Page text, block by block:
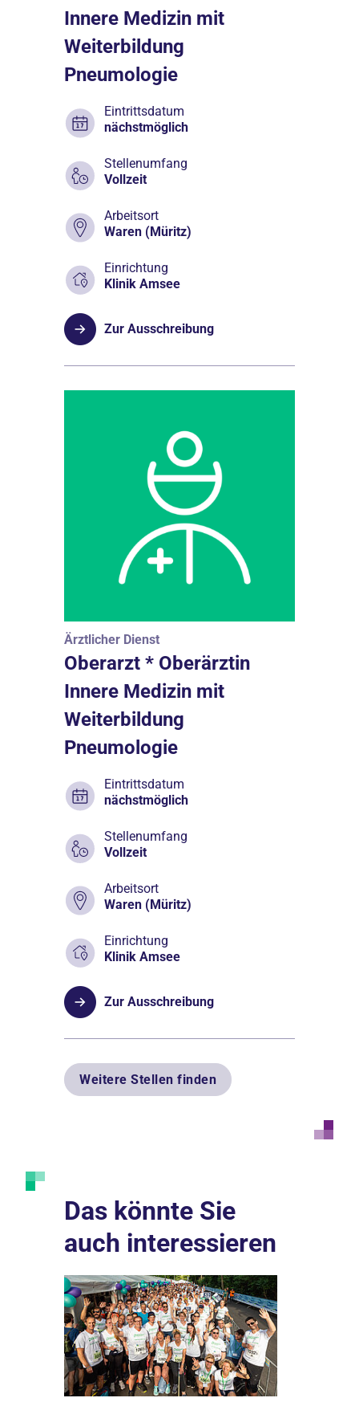
Innere Medizin mit
Weiterbildung
Pneumologie
Eintrittsdatum
nächstmöglich
Stellenumfang
Vollzeit
Arbeitsort
Waren (Müritz)
Einrichtung
Klinik Amsee
Zur Ausschreibung
Ärztlicher Dienst
Oberarzt * Oberärztin
Innere Medizin mit
Weiterbildung
Pneumologie
Eintrittsdatum
nächstmöglich
Stellenumfang
Vollzeit
Arbeitsort
Waren (Müritz)
Einrichtung
Klinik Amsee
Zur Ausschreibung
Weitere Stellen finden
Das könnte Sie
auch interessieren